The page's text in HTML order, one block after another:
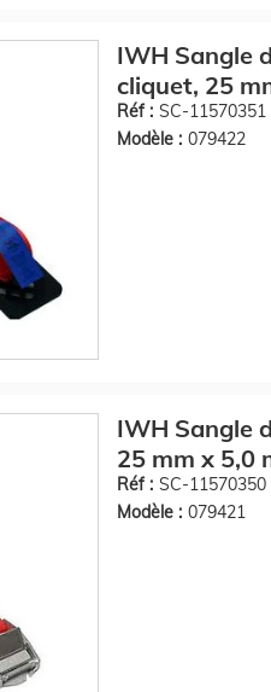
IWH Sangle
cliquet, 25
Réf : SC-11570351
Modèle : 079422
IWH Sangle
25 mm x 5,0
Réf : SC-11570350
Modèle : 079421